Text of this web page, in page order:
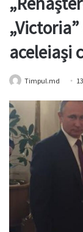
aceleiași
Timpul.md